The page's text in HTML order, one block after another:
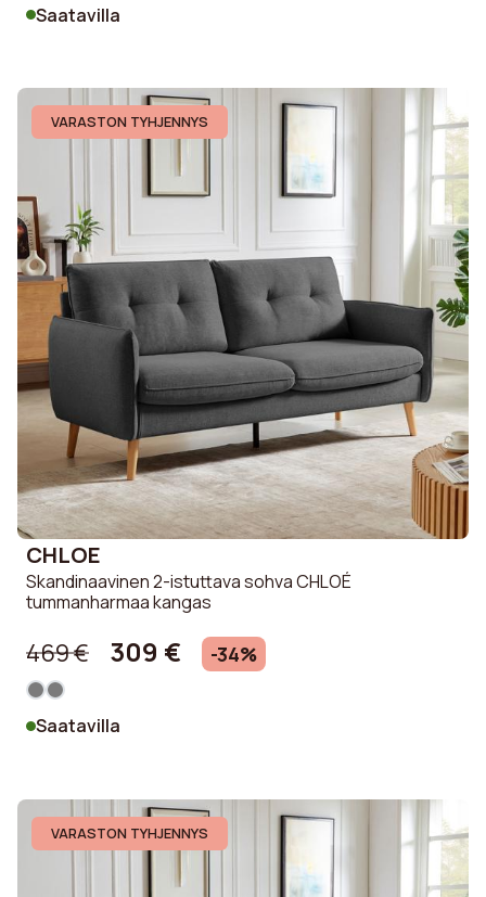
Saatavilla
VARASTON TYHJENNYS
CHLOE
Skandinaavinen 2-istuttava sohva CHLOÉ
tummanharmaa kangas
469 € 309 € -34%
Saatavilla
VARASTON TYHJENNYS